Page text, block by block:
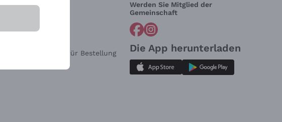
Brauchen Sie Hilfe?
Widerrufsformular für Bestellung
Werden Sie Mitglied der
Gemeinschaft
Die App herunterladen